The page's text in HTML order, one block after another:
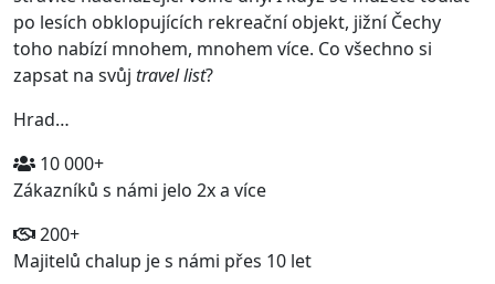
po lesích obklopujících rekreační objekt, jižní Čechy
toho nabízí mnohem, mnohem více. Co všechno si
zapsat na svůj travel list?
Hrad…
10 000+
Zákazníků s námi jelo 2x a více
200+
Majitelů chalup je s námi přes 10 let